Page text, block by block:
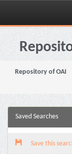
Skip
navigation
Repository of OAI
Saved Searches
Save this